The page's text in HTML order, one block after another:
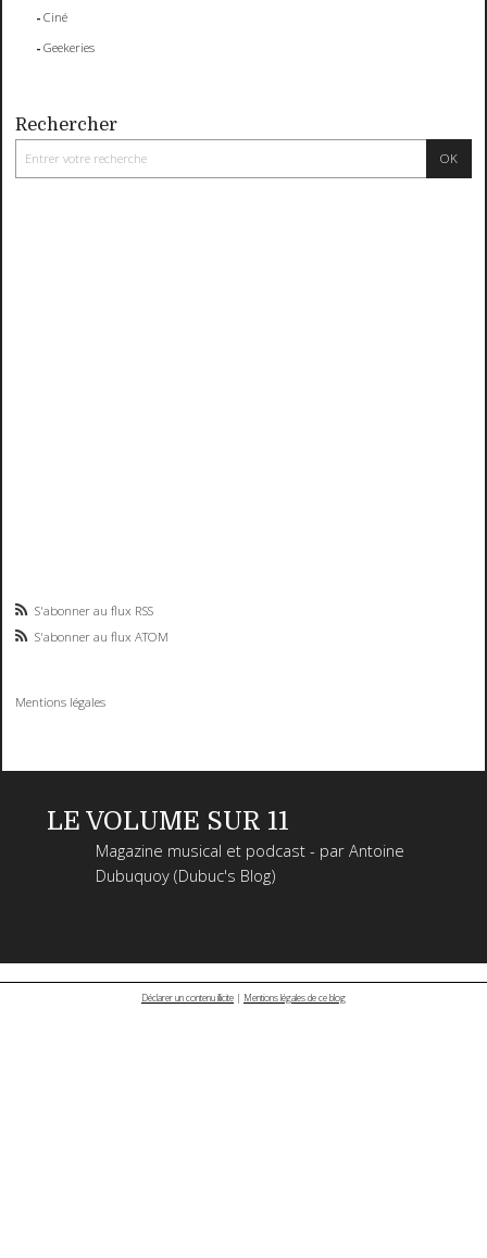
Ciné
Geekeries
Rechercher
S'abonner au flux RSS
S'abonner au flux ATOM
Mentions légales
LE VOLUME SUR 11
Magazine musical et podcast - par Antoine
Dubuquoy (Dubuc's Blog)
Déclarer un contenu illicite | Mentions légales de ce blog